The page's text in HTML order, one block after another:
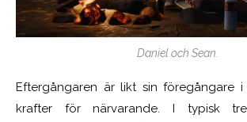
Daniel och Sean.
Eftergångaren är likt sin föregångare i
krafter för närvarande. I typisk